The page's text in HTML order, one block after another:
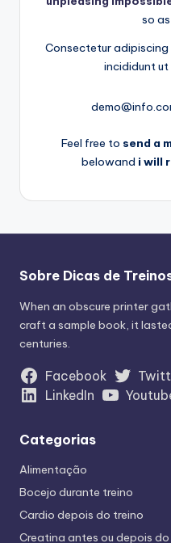
so
Consectetur
incididunt
Feel free to send a
belowand i will
Sobre Dicas de
When an obscure printer
craft a sample book, it
centuries.
Facebook
LinkedIn
Categorias
Alimentação
Bocejo durante treino
Cardio depois do treino
Creatina antes ou depois